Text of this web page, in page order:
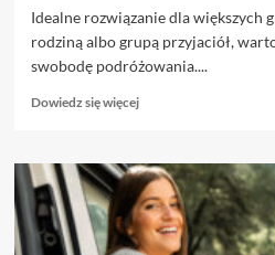
Idealne rozwiązanie dla większych
rodziną albo grupą przyjaciół,
swobodę podróżowania....
Dowiedz się więcejDowiedz
o
Wynajem
busów
–
sprawdzony